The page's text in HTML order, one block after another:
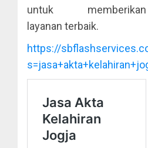
untuk memberikan
layanan terbaik.
https://